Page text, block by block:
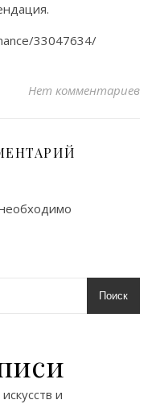
33047634/
Нет комментариев
Поиск
и